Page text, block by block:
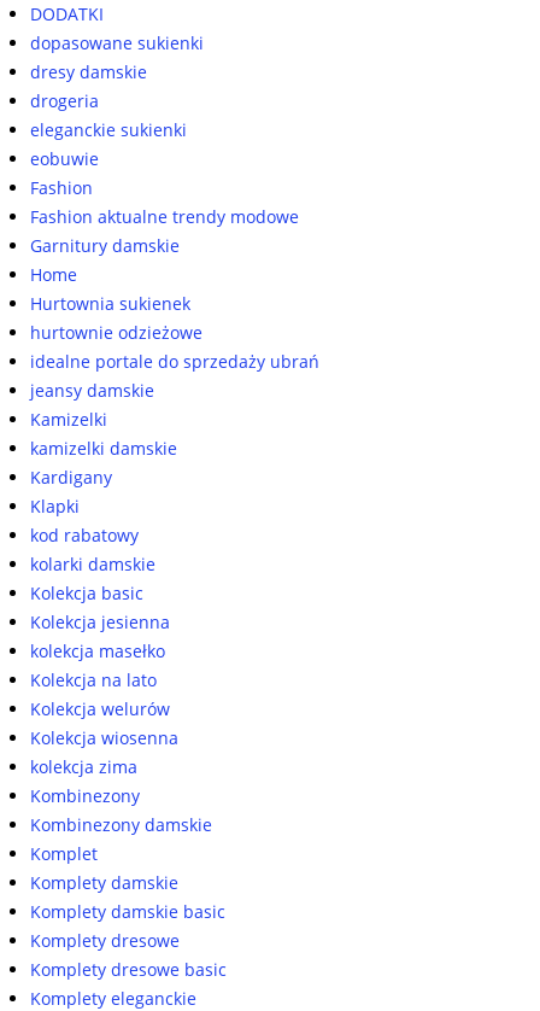
DODATKI
dopasowane sukienki
dresy damskie
drogeria
eleganckie sukienki
eobuwie
Fashion
Fashion aktualne trendy modowe
Garnitury damskie
Home
Hurtownia sukienek
hurtownie odzieżowe
idealne portale do sprzedaży ubrań
jeansy damskie
Kamizelki
kamizelki damskie
Kardigany
Klapki
kod rabatowy
kolarki damskie
Kolekcja basic
Kolekcja jesienna
kolekcja masełko
Kolekcja na lato
Kolekcja welurów
Kolekcja wiosenna
kolekcja zima
Kombinezony
Kombinezony damskie
Komplet
Komplety damskie
Komplety damskie basic
Komplety dresowe
Komplety dresowe basic
Komplety eleganckie